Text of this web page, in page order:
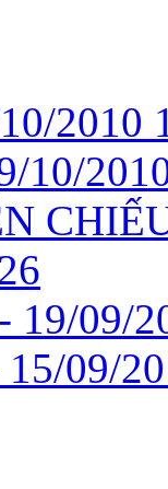
2010
10/
19/09/
15/09/